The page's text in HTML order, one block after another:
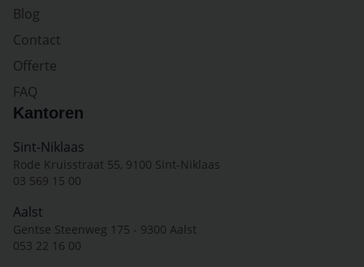
Blog
Contact
Offerte
FAQ
Kantoren
Sint-Niklaas
Rode Kruisstraat 55, 9100 Sint-Niklaas
03 569 15 00
Aalst
Gentse Steenweg 175 - 9300 Aalst
053 22 16 00